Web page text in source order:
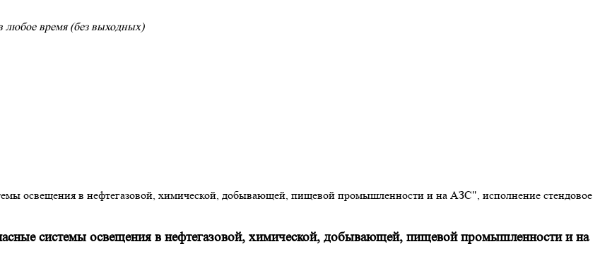
время (без выходных)
освещения в нефтегазовой, химической, добывающей, пищевой промышленности и на АЗС", исполнение стендовое
системы освещения в нефтегазовой, химической, добывающей, пищевой промышленности и на